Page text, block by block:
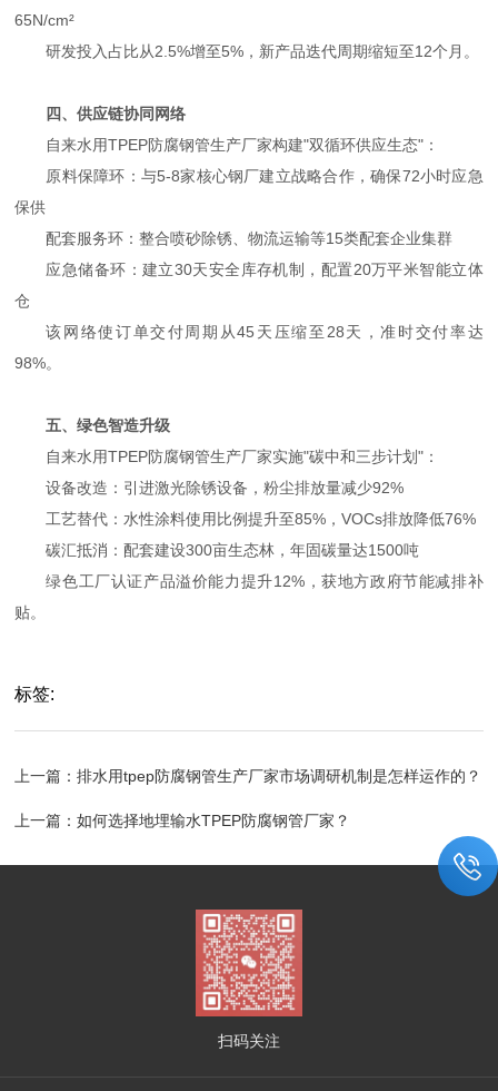
65N/cm²
研发投入占比从2.5%增至5%，新产品迭代周期缩短至12个月。
四、供应链协同网络
自来水用TPEP防腐钢管生产厂家构建"双循环供应生态"：
原料保障环：与5-8家核心钢厂建立战略合作，确保72小时应急
保供
配套服务环：整合喷砂除锈、物流运输等15类配套企业集群
应急储备环：建立30天安全库存机制，配置20万平米智能立体
仓
该网络使订单交付周期从45天压缩至28天，准时交付率达
98%。
五、绿色智造升级
自来水用TPEP防腐钢管生产厂家实施"碳中和三步计划"：
设备改造：引进激光除锈设备，粉尘排放量减少92%
工艺替代：水性涂料使用比例提升至85%，VOCs排放降低76%
碳汇抵消：配套建设300亩生态林，年固碳量达1500吨
绿色工厂认证产品溢价能力提升12%，获地方政府节能减排补
贴。
标签:
上一篇：排水用tpep防腐钢管生产厂家市场调研机制是怎样运作的？
上一篇：如何选择地埋输水TPEP防腐钢管厂家？
扫码关注